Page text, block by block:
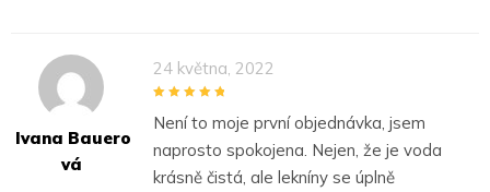
Ivana Bauero
Vá
24 května, 2022
Není to moje první objednávka, jsem
naprosto spokojena. Nejen, že je voda
krásně čistá, ale lekníny se úplně